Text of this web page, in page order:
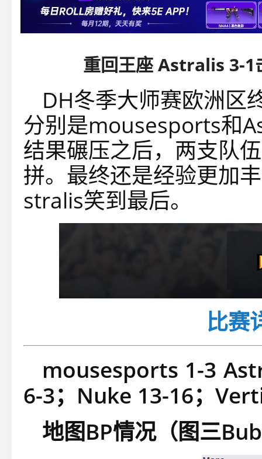
重回王座 Astralis 3-1
DH冬季大师赛欧洲区
分别是mousesports和
结果碾压之后，两支队
拼。最终还是经验更加
stralis笑到最后。
比赛
mousesports 1-3
6-3；Nuke 13-16；
地图BP情况（图三